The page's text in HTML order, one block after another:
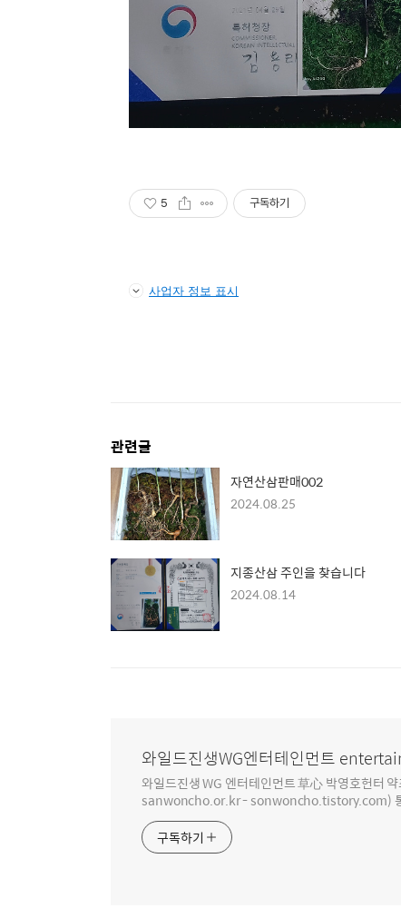
5 구독하기
사업자 정보 표시
관련글
자연산삼판매002
2024.08.25
지종산삼 주인을 찾습니다
2024.08.14
와일드진생WG엔터테인먼트
와일드진생 WG 엔터테인먼트 草心 박영호헌
sanwoncho.or.kr - sonwoncho.tistory.com)
구독하기